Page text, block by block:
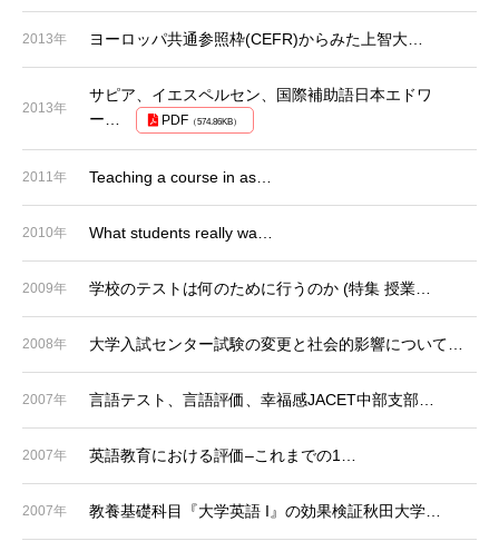
ヨーロッパ共通参照枠(CEFR)からみた上智大…
2013年
サピア、イエスペルセン、国際補助語日本エドワ
ー…
PDF （574.86KB）
2013年
Teaching a course in as…
2011年
What students really wa…
2010年
学校のテストは何のために行うのか (特集 授業…
2009年
大学入試センター試験の変更と社会的影響について…
2008年
言語テスト、言語評価、幸福感JACET中部支部…
2007年
英語教育における評価–これまでの1…
2007年
教養基礎科目『大学英語 I』の効果検証秋田大学…
2007年